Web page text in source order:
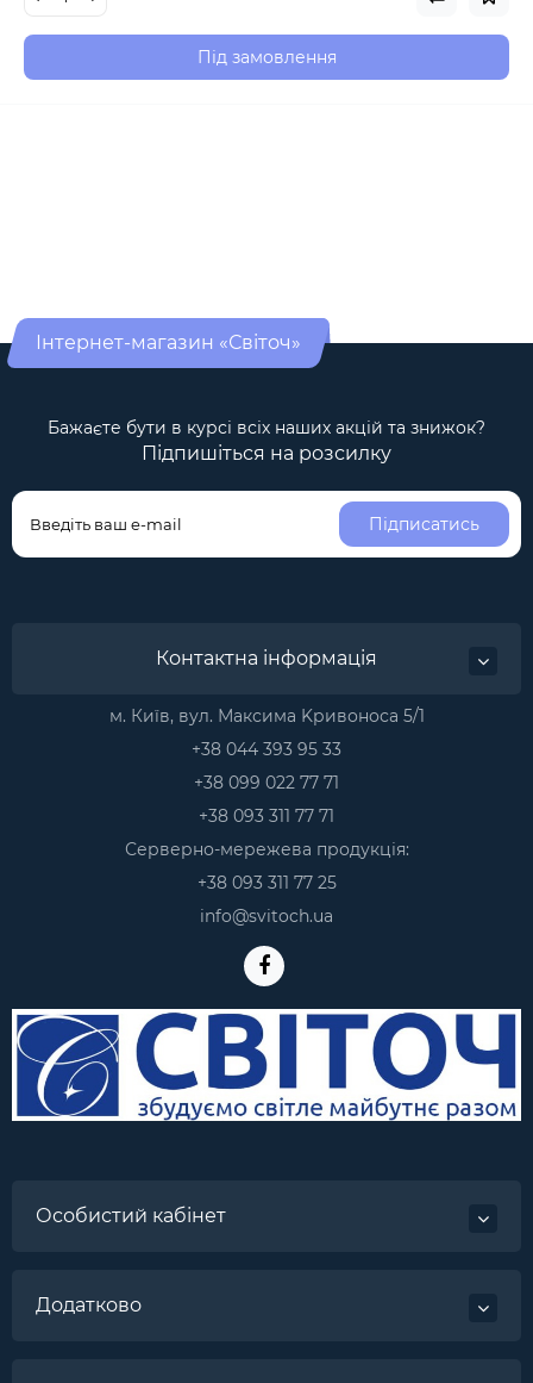
Під замовлення
Інтернет-магазин «Світоч»
Бажаєте бути в курсі всіх наших акцій та знижок?
Підпишіться на розсилку
Підписатись
Контактна інформація
м. Київ, вул. Максима Kривоноса 5/1
+38 044 393 95 33
+38 099 022 77 71
+38 093 311 77 71
Серверно-мережева продукція:
+38 093 311 77 25
info@svitoch.ua
Особистий кабінет
Додатково